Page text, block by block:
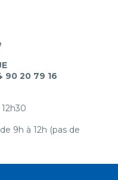
90 20 79 16
9h à 12h (pas de